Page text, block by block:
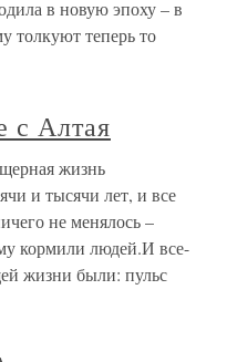
в новую эпоху – в
толкуют теперь то
с Алтая
жизнь
и тысячи лет, и все
не менялось –
кормили людей.И все-
жизни были: пульс